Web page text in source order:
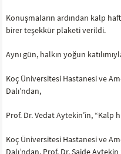
Konuşmaların ardından kalp
birer teşekkür plaketi verildi.
Aynı gün, halkın yoğun
Koç Üniversitesi Hastanesi ve
Dalı’ndan,
Prof. Dr. Vedat Aytekin’in, “Kalp
Koç Üniversitesi Hastanesi ve
Dalı’ndan, Prof. Dr. Saide